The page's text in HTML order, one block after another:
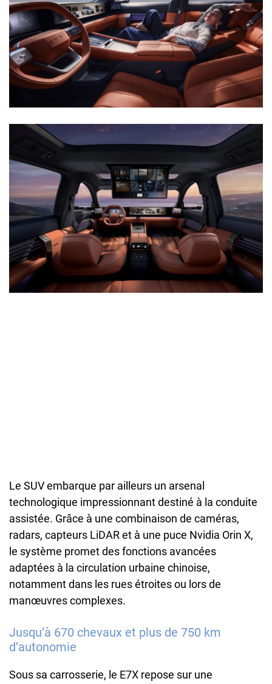
Le SUV embarque par ailleurs un arsenal
technologique impressionnant destiné à la conduite
assistée. Grâce à une combinaison de caméras,
radars, capteurs LiDAR et à une puce Nvidia Orin X,
le système promet des fonctions avancées
adaptées à la circulation urbaine chinoise,
notamment dans les rues étroites ou lors de
manœuvres complexes.
Jusqu’à 670 chevaux et plus de 750 km
d’autonomie
Sous sa carrosserie, le E7X repose sur une